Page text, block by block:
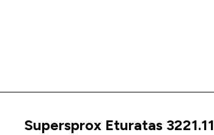
Tuoteinfo
Supersprox Eturatas 3221.11